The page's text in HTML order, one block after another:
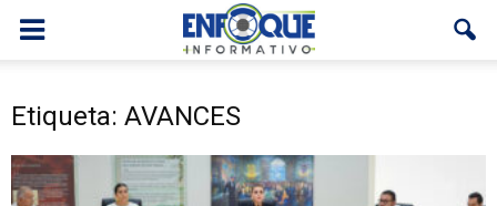
Etiqueta: AVANCES